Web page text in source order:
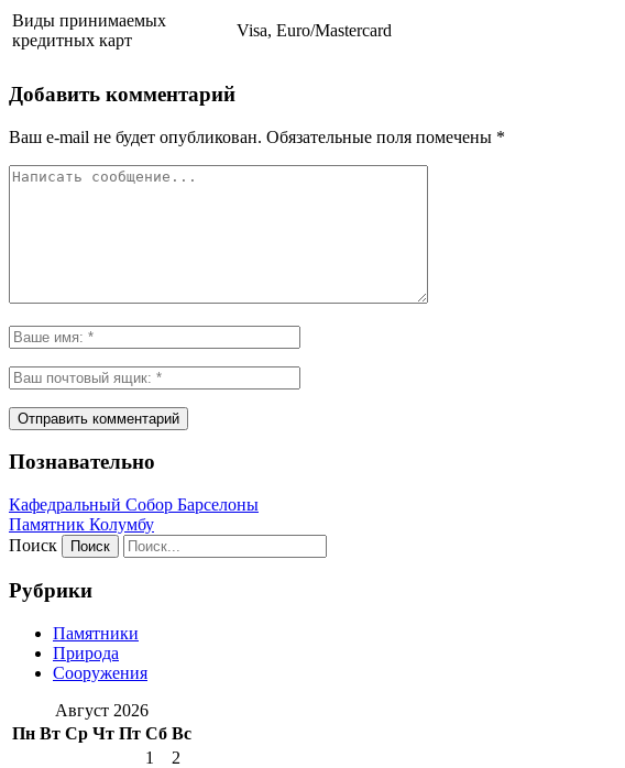
Виды принимаемых
кредитных карт
Visa, Euro/Mastercard
Добавить комментарий
Ваш e-mail не будет опубликован. Обязательные поля помечены *
Познавательно
Кафeдрaльный Собор Барселоны
Пaмятник Колумбу
Поиск
Рубрики
Памятники
Природа
Сооружения
Август 2026
Пн Вт Ср Чт Пт Сб Вс
1
2